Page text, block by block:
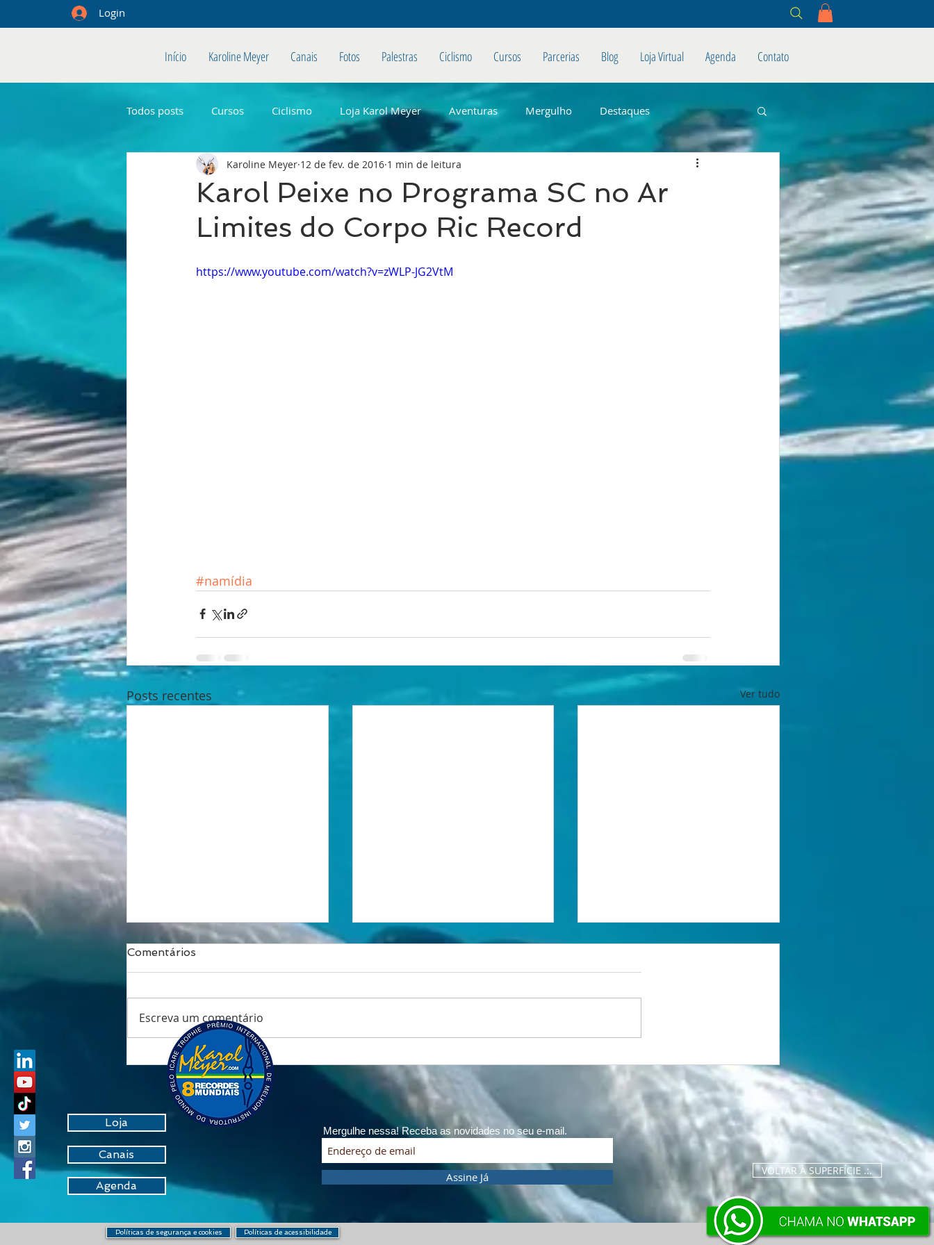
Login
Início Karoline Meyer Canais Fotos Palestras Ciclismo Cursos Parcerias Blog Loja Virtual Agenda Contato
Todos posts Cursos Ciclismo Loja Karol Meyer Aventuras Mergulho Destaques
Karol Peixe no Programa SC no Ar
Limites do Corpo Ric Record
Karoline Meyer 12 de fev. de 2016 1 min de leitura
https://www.youtube.com/watch?v=zWLP-JG2VtM
#namídia
Posts recentes Ver tudo
Respirar é viver: o fôlego
que transforma saúde,
performance e
longevidade
longevidade: o fôlego que
conecta montanha e mar
coragem. 1 Lugar no
Campeonato Brasileiro
Master de XCO
Comentários
Escreva um comentário
Loja
Canais
Agenda
Mergulhe nessa! Receba as novidades no seu e-mail.
Assine Já VOLTAR À SUPERFÍCIE .:.
Políticas de segurança e cookies Políticas de acessibilidade